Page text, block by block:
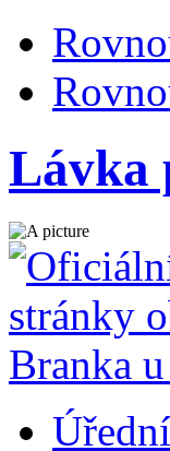
Lávka